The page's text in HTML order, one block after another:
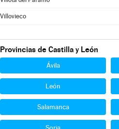
Villovieco
Provincias de Castilla y León
Ávila
León
Salamanca